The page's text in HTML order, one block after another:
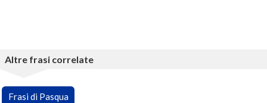
Altre frasi correlate
Frasi di Pasqua